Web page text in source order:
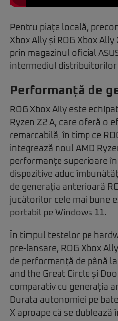
Pentru piața locală,
Xbox Ally și ROG Xbox
prin magazinul oficial
intermediul distribuitorilor
Performanță de
ROG Xbox Ally este
Ryzen Z2 A, care oferă o
remarcabilă, în timp ce
integrează noul AMD
performanțe superioare
dispozitive aduc
de generația anterioară
jucătorilor cele mai bune
portabil pe Windows 11.
În timpul testelor pe
pre-lansare, ROG Xbox
de performanță de până
and the Great Circle și
comparativ cu generația
Durata autonomiei pe
X aproape că se dublează